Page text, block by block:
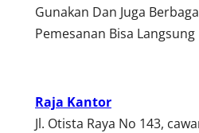
Gunakan Dan Juga
Pemesanan Bisa
Raja Kantor
Jl. Otista Raya No 143,